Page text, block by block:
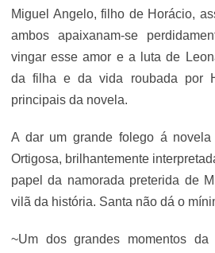
Miguel Angelo, filho de Horácio,
ambos apaixanam-se
vingar esse amor e a luta de
da filha e da vida roubada por
principais da novela.
A dar um grande folego á novela
Ortigosa, brilhantemente
papel da namorada preterida de
vilã da história. Santa não dá o
~Um dos grandes momentos